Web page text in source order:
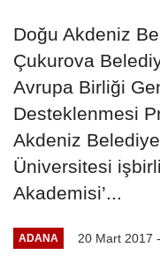
Doğu Akdeniz
Çukurova
Avrupa Birliği
Desteklenmesi
Akdeniz
Üniversitesi
Akademisi’...
ADANA 20 Mart 2017